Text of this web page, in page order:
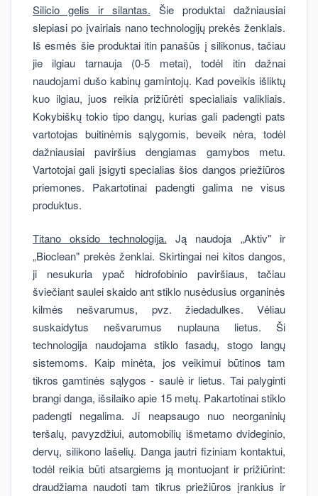
Silicio gelis ir silantas. Šie produktai dažniausiai
slepiasi po įvairiais nano technologijų prekės ženklais.
Iš esmės šie produktai itin panašūs į silikonus, tačiau
jie ilgiau tarnauja (0-5 metai), todėl itin dažnai
naudojami dušo kabinų gamintojų. Kad poveikis išliktų
kuo ilgiau, juos reikia prižiūrėti specialiais valikliais.
Kokybiškų tokio tipo dangų, kurias gali padengti pats
vartotojas buitinėmis sąlygomis, beveik nėra, todėl
dažniausiai paviršius dengiamas gamybos metu.
Vartotojai gali įsigyti specialias šios dangos priežiūros
priemones. Pakartotinai padengti galima ne visus
produktus.
Titano oksido technologija. Ją naudoja „Aktiv" ir
„Bioclean" prekės ženklai. Skirtingai nei kitos dangos,
ji nesukuria ypač hidrofobinio paviršiaus, tačiau
šviečiant saulei skaido ant stiklo nusėdusius organinės
kilmės nešvarumus, pvz. žiedadulkes. Vėliau
suskaidytus nešvarumus nuplauna lietus. Ši
technologija naudojama stiklo fasadų, stogo langų
sistemoms. Kaip minėta, jos veikimui būtinos tam
tikros gamtinės sąlygos - saulė ir lietus. Tai palyginti
brangi danga, išsilaiko apie 15 metų. Pakartotinai stiklo
padengti negalima. Ji neapsaugo nuo neorganinių
teršalų, pavyzdžiui, automobilių išmetamo dvideginio,
dervų, silikono lašelių. Danga jautri fiziniam kontaktui,
todėl reikia būti atsargiems ją montuojant ir prižiūrint:
draudžiama naudoti tam tikrus priežiūros įrankius ir